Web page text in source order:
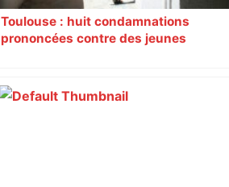
Toulouse : huit condamnations
prononcées contre des jeunes